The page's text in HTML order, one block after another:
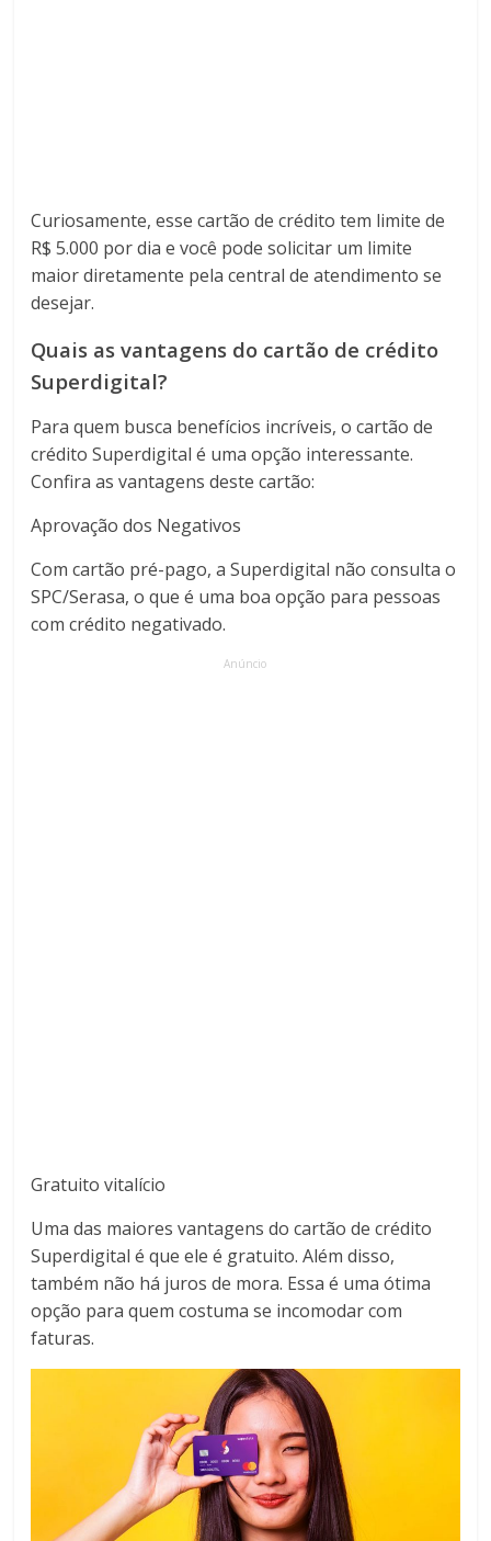
Curiosamente, esse cartão de crédito tem limite de
R$ 5.000 por dia e você pode solicitar um limite
maior diretamente pela central de atendimento se
desejar.
Quais as vantagens do cartão de crédito
Superdigital?
Para quem busca benefícios incríveis, o cartão de
crédito Superdigital é uma opção interessante.
Confira as vantagens deste cartão:
Aprovação dos Negativos
Com cartão pré-pago, a Superdigital não consulta o
SPC/Serasa, o que é uma boa opção para pessoas
com crédito negativado.
Anúncio
Gratuito vitalício
Uma das maiores vantagens do cartão de crédito
Superdigital é que ele é gratuito. Além disso,
também não há juros de mora. Essa é uma ótima
opção para quem costuma se incomodar com
faturas.